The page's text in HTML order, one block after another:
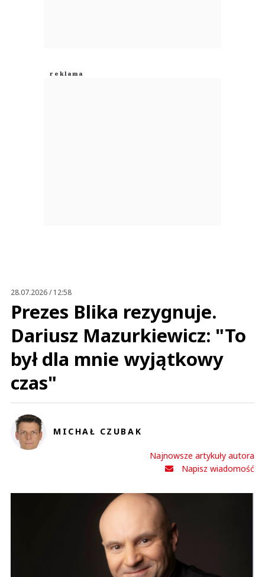
28.07.2026 / 12:58
Prezes Blika rezygnuje.
Dariusz Mazurkiewicz: "To
był dla mnie wyjątkowy
czas"
MICHAŁ CZUBAK
Najnowsze artykuły autora
Napisz wiadomość